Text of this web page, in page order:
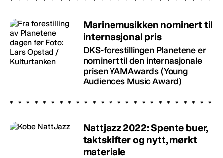
Marinemusikken nominert til
internasjonal pris
DKS-forestillingen Planetene er
nominert til den internasjonale
prisen YAMAwards (Young
Audiences Music Award)
Nattjazz 2022: Spente buer,
taktskifter og nytt, mørkt
materiale